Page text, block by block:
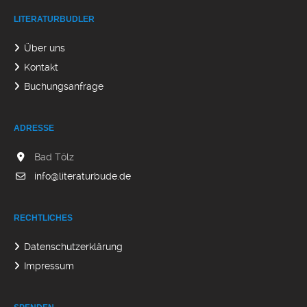
LITERATURBUDLER
Über uns
Kontakt
Buchungsanfrage
ADRESSE
Bad Tölz
info@literaturbude.de
RECHTLICHES
Datenschutzerklärung
Impressum